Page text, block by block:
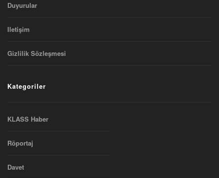
Duyurular
Iletişim
Gizlilik Sözleşmesi
Kategoriler
KLASS Haber
Röportaj
Davet